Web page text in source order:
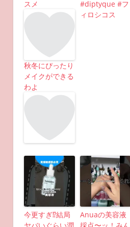
スメ
秋冬にぴったり
メイクができる
わよ
#diptyque #フ
ィロシコス
今更すぎ⁉︎結局
Anuaの美容液